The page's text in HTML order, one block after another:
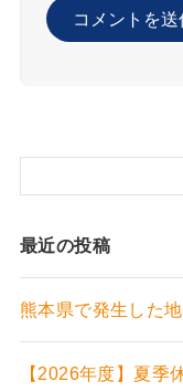
最近の投稿
熊本県で発生した
【2026年度】夏季